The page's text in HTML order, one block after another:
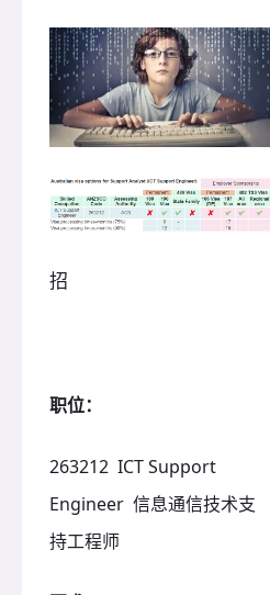
招
职位：
263212 ICT Support
Engineer 信息通信技术支
持工程师